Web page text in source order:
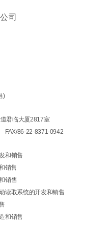
司
)
君临大厦2817室
FAX/86-22-8371-0942
和销售
销售
销售
读取系统的开发和销售
和销售